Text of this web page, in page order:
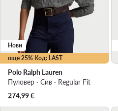
още 25% Код: LAST
Нови
Polo Ralph Lauren
Пуловер · Сив · Regular Fit
274,99€